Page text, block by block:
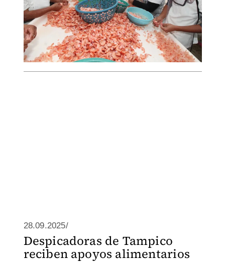
28.09.2025/
Despicadoras de Tampico
reciben apoyos alimentarios